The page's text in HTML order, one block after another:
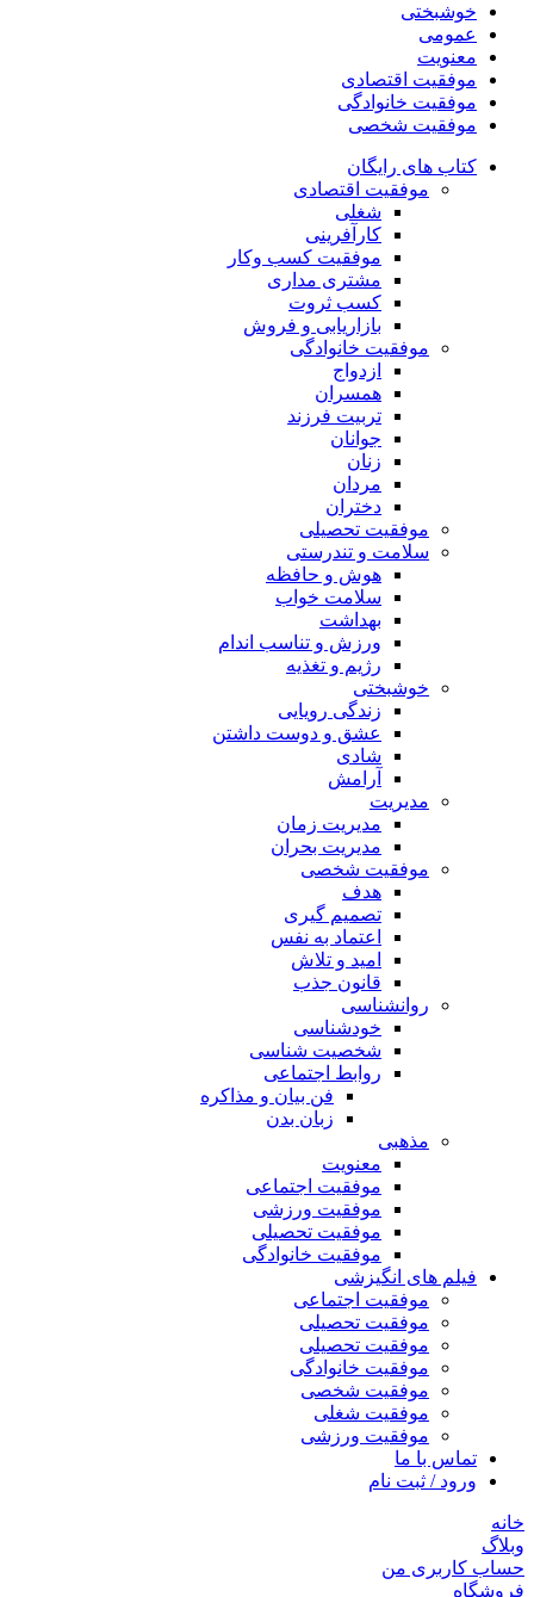
خوشبختی
عمومی
معنویت
موفقیت اقتصادی
موفقیت خانوادگی
موفقیت شخصی
کتاب های رایگان
موفقیت اقتصادی
شغلی
کارآفرینی
موفقیت کسب وکار
مشتری مداری
کسب ثروت
بازاریابی و فروش
موفقیت خانوادگی
ازدواج
همسران
تربیت فرزند
جوانان
زنان
مردان
دختران
موفقیت تحصیلی
سلامت و تندرستی
هوش و حافظه
سلامت خواب
بهداشت
ورزش و تناسب اندام
رژیم و تغذیه
خوشبختی
زندگی رویایی
عشق و دوست داشتن
شادی
آرامش
مدیریت
مدیریت زمان
مدیریت بحران
موفقیت شخصی
هدف
تصمیم گیری
اعتماد به نفس
امید و تلاش
قانون جذب
روانشناسی
خودشناسی
شخصیت شناسی
روابط اجتماعی
فن بیان و مذاکره
زبان بدن
مذهبی
معنویت
موفقیت اجتماعی
موفقیت ورزشی
موفقیت تحصیلی
موفقیت خانوادگی
فیلم های انگیزشی
موفقیت اجتماعی
موفقیت تحصیلی
موفقیت تحصیلی
موفقیت خانوادگی
موفقیت شخصی
موفقیت شغلی
موفقیت ورزشی
تماس با ما
ورود / ثبت نام
خانه
وبلاگ
حساب کاربری من
فروشگاه